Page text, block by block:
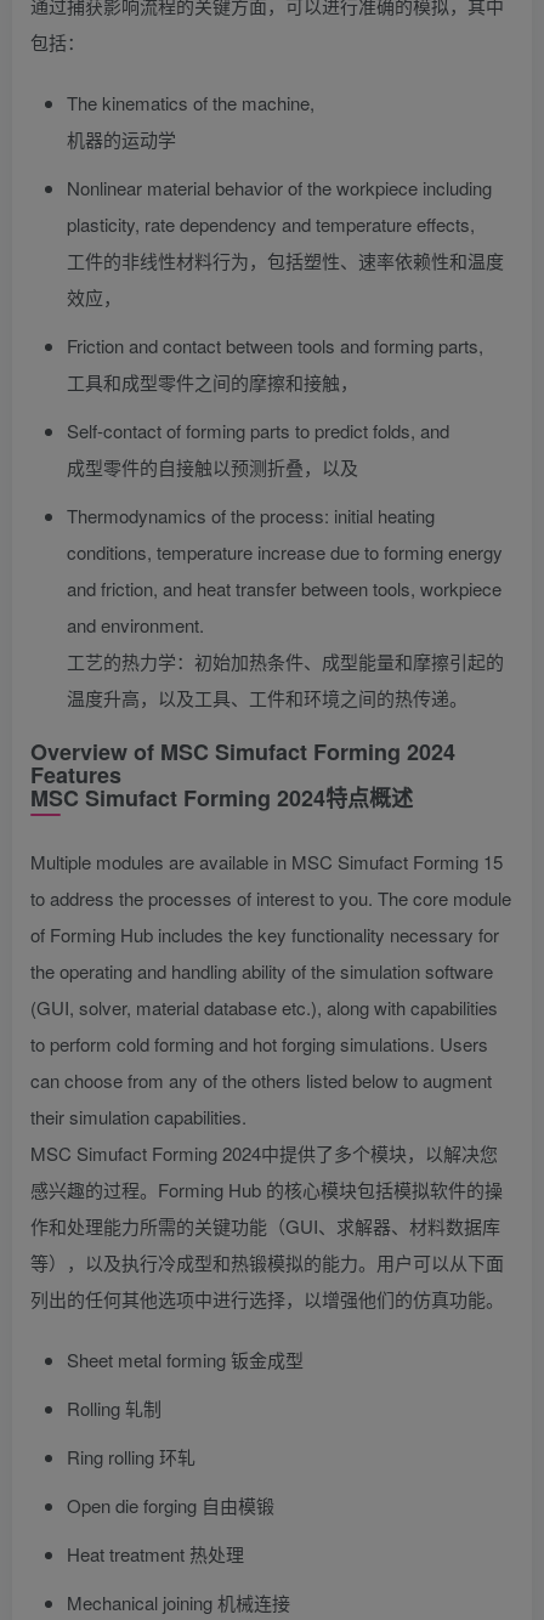
包括：
The kinematics of the machine,
机器的运动学
Nonlinear material behavior of the workpiece including
plasticity, rate dependency and temperature effects,
工件的非线性材料行为，包括塑性、速率依赖性和温度
效应，
Friction and contact between tools and forming parts,
工具和成型零件之间的摩擦和接触，
Self-contact of forming parts to predict folds, and
成型零件的自接触以预测折叠，以及
Thermodynamics of the process: initial heating
conditions, temperature increase due to forming energy
and friction, and heat transfer between tools, workpiece
and environment.
工艺的热力学：初始加热条件、成型能量和摩擦引起的
温度升高，以及工具、工件和环境之间的热传递。
Overview of MSC Simufact Forming 2024
Features
MSC Simufact Forming 2024特点概述
Multiple modules are available in MSC Simufact Forming 15
to address the processes of interest to you. The core module
of Forming Hub includes the key functionality necessary for
the operating and handling ability of the simulation software
(GUI, solver, material database etc.), along with capabilities
to perform cold forming and hot forging simulations. Users
can choose from any of the others listed below to augment
their simulation capabilities.
MSC Simufact Forming 2024中提供了多个模块，以解决您
感兴趣的过程。Forming Hub 的核心模块包括模拟软件的操
作和处理能力所需的关键功能（GUI、求解器、材料数据库
等），以及执行冷成型和热锻模拟的能力。用户可以从下面
列出的任何其他选项中进行选择，以增强他们的仿真功能。
Sheet metal forming 钣金成型
Rolling轧制
Ring rolling环轧
Open die forging 自由模锻
Heat treatment 热处理
Mechanical joining机械连接